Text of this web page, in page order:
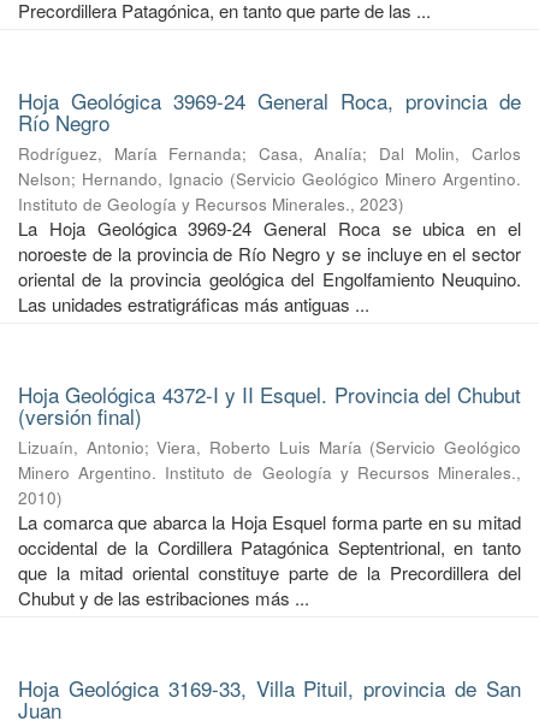
Precordillera Patagónica, en tanto que parte de las ...
Hoja Geológica 3969-24 General Roca, provincia de
Río Negro
Rodríguez, María Fernanda; Casa, Analía; Dal Molin, Carlos
Nelson; Hernando, Ignacio (Servicio Geológico Minero Argentino.
Instituto de Geología y Recursos Minerales., 2023)
La Hoja Geológica 3969-24 General Roca se ubica en el
noroeste de la provincia de Río Negro y se incluye en el sector
oriental de la provincia geológica del Engolfamiento Neuquino.
Las unidades estratigráficas más antiguas ...
Hoja Geológica 4372-I y II Esquel. Provincia del Chubut
(versión final)
Lizuaín, Antonio;Viera, Roberto Luis María (Servicio Geológico
Minero Argentino. Instituto de Geología y Recursos Minerales.,
2010)
La comarca que abarca la Hoja Esquel forma parte en su mitad
occidental de la Cordillera Patagónica Septentrional, en tanto
que la mitad oriental constituye parte de la Precordillera del
Chubut y de las estribaciones más ...
Hoja Geológica 3169-33, Villa Pituil, provincia de San
Juan